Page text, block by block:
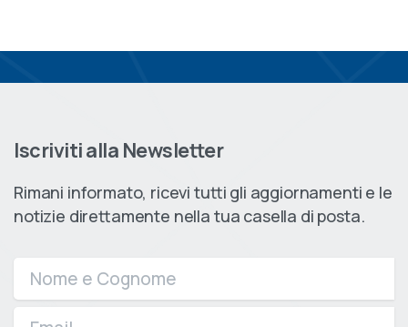
Iscriviti alla Newsletter
Rimani informato, ricevi tutti gli aggiornamenti e le
notizie direttamente nella tua casella di posta.